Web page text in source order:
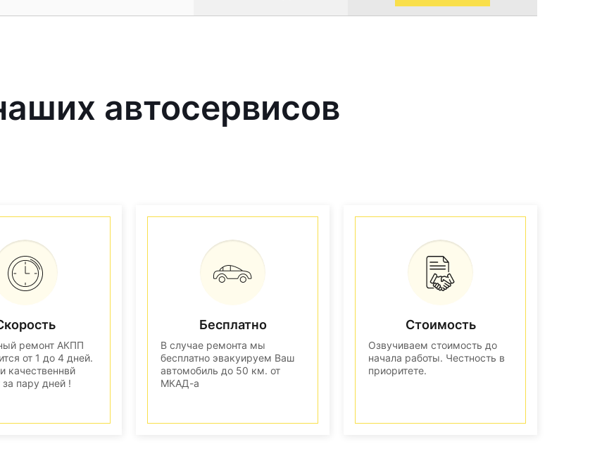
автосервисов
ремонт АКПП
от 1 до 4 дней.
качественнвй
за пару дней !
Бесплатно
В случае ремонта мы
бесплатно эвакуируем Ваш
автомобиль до 50 км. от
МКАД-а
Стоимость
Озвучиваем стоимость до
начала работы. Честность в
приоритете.